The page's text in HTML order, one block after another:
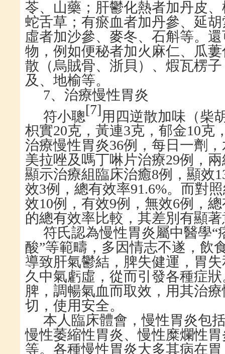
苓、山藥；肝鬱化熱者加丹皮
蛇舌草；有瘀血者加丹參、延
虛者加沙參、麥冬、石斛等。
物，例如便秘者加火麻仁、瓜
散（烏賊骨、浙貝）、煆瓦楞
及、地榆等。
7、治療慢性胃炎
符小聰[7]用四逆散加味（柴
枳實20克，黃連3克，郁金10克
治療慢性胃炎36例，每日一劑
美拉唑及嗎丁啉片治療29例，
顯示治療組臨床治癒8例，顯效
效3例，總有效率91.6%。而對
效10例，有效9例，無效6例，
的總有效率比較，其差別有顯
符氏認為慢性胃炎屬中醫學“
酸”等範疇，多因情志不遂，飲
導致肝氣鬱結，脾失健運，胃
久中氣虧虛，從而引發各種症
脾，調暢氣血而取效，用其治
切，使用安全。
本人臨床體會，慢性胃炎包
慢性萎縮性胃炎、慢性糜爛性
等。各種慢性胃炎大多其病在